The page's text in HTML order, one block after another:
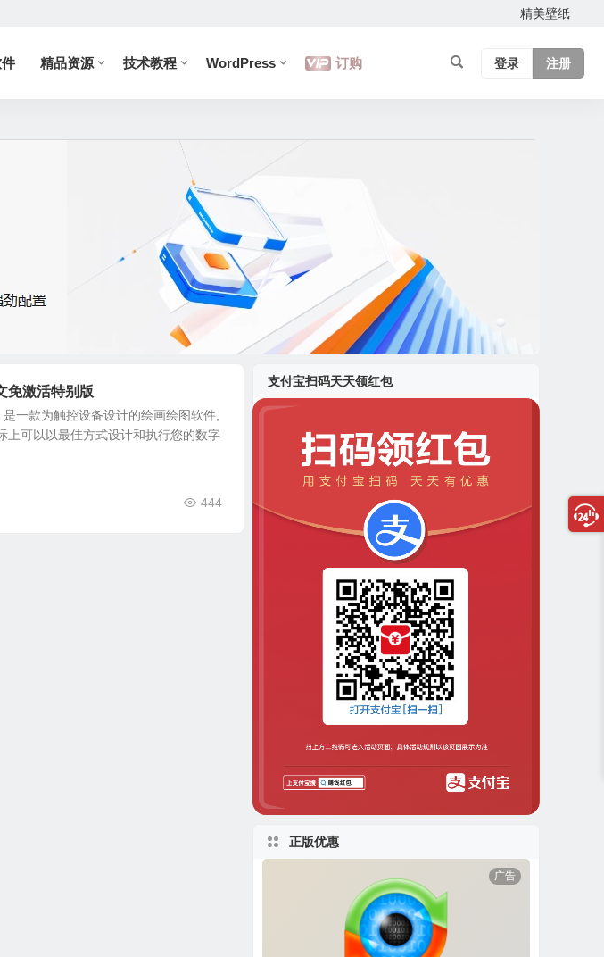
精美壁纸
精品资源 技术教程 WordPress 订购 登录 注册
免激活特别版
一款为触控设备设计的绘画绘图软件,
上可以以最佳方式设计和执行您的数字
444
支付宝扫码天天领红包
正版优惠